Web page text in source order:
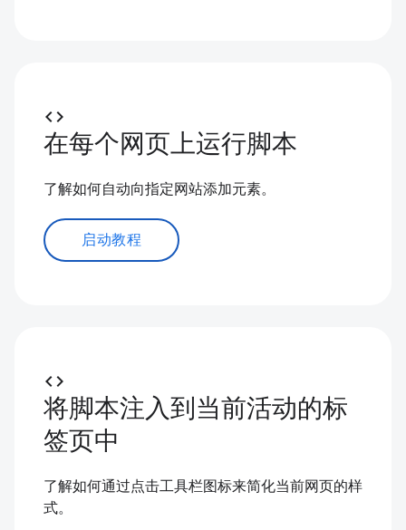
code
在每个网页上运行脚本
了解如何自动向指定网站添加元素。
启动教程
code
将脚本注入到当前活动的标
签页中
了解如何通过点击工具栏图标来简化当前网页的样
式。